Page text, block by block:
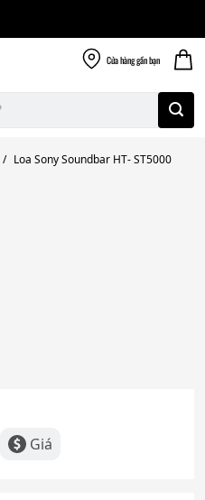
Cửa hànggần bạn
/ Loa Sony Soundbar HT- ST5000
Giá